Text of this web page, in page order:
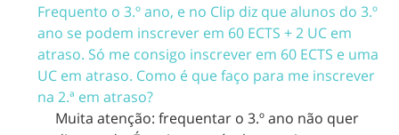
Frequento o 3.º ano, e no Clip diz que alunos do 3.º
ano se podem inscrever em 60 ECTS + 2 UC em
atraso. Só me consigo inscrever em 60 ECTS e uma
UC em atraso. Como é que faço para me inscrever
na 2.ª em atraso?
Muita atenção: frequentar o 3.º ano não quer